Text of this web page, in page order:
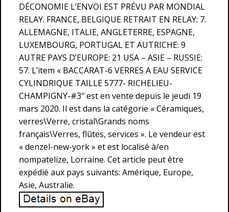
DÉCONOMIE L’ENVOI EST PRÉVU PAR MONDIAL
RELAY. FRANCE, BELGIQUE RETRAIT EN RELAY: 7.
ALLEMAGNE, ITALIE, ANGLETERRE, ESPAGNE,
LUXEMBOURG, PORTUGAL ET AUTRICHE: 9
AUTRE PAYS D’EUROPE: 21 USA – ASIE – RUSSIE:
57. L’item « BACCARAT-6 VERRES A EAU SERVICE
CYLINDRIQUE TAILLE 5777- RICHELIEU-
CHAMPIGNY-#3″ est en vente depuis le jeudi 19
mars 2020. Il est dans la catégorie « Céramiques,
verres\Verre, cristal\Grands noms
français\Verres, flûtes, services ». Le vendeur est
« denzel-new-york » et est localisé à/en
nompatelize, Lorraine. Cet article peut être
expédié aux pays suivants: Amérique, Europe,
Asie, Australie.